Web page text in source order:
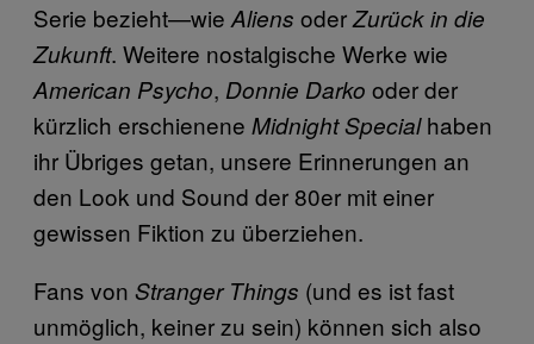
Serie bezieht—wie Aliens oderZurück in die
Zukunft. Weitere nostalgische Werke wie
American Psycho, Donnie Darko oder der
kürzlich erschienene Midnight Specialhaben
ihr Übriges getan, unsere Erinnerungen an
den Look und Sound der 80er mit einer
gewissen Fiktion zu überziehen.
Fans von Stranger Things (und es ist fast
unmöglich, keiner zu sein) können sich also